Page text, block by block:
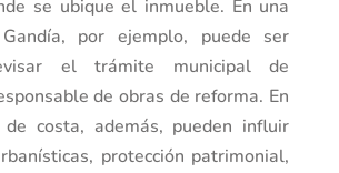
se ubique el inmueble. En una
por ejemplo, puede ser
el trámite municipal de
de obras de reforma. En
de costa, además, pueden influir
protección patrimonial,